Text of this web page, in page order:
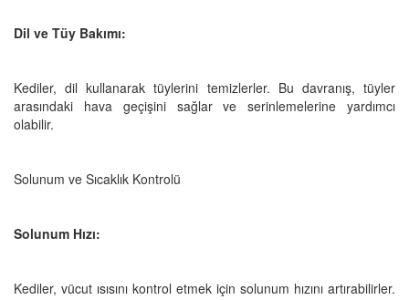
Dil ve Tüy Bakımı:
Kediler, dil kullanarak tüylerini temizlerler. Bu davranış, tüyler
arasındaki hava geçişini sağlar ve serinlemelerine yardımcı
olabilir.
Solunum ve Sıcaklık Kontrolü
Solunum Hızı:
Kediler, vücut ısısını kontrol etmek için solunum hızını artırabilirler.